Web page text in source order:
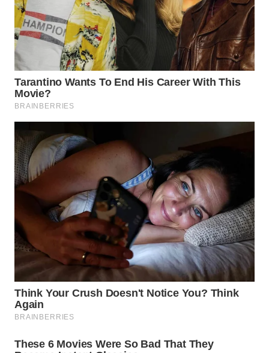
WAHANA
TANI
WAHANA
ADVOKAT
WAHANA
KONSUMEN
WAHANA
LISTRIK
WAHANA
TRAVEL
WAHANA
TV
ID